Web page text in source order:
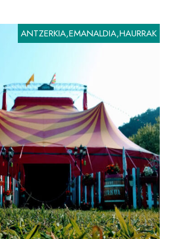
ANTZERKIA,EMANALDIA,HAURRAK